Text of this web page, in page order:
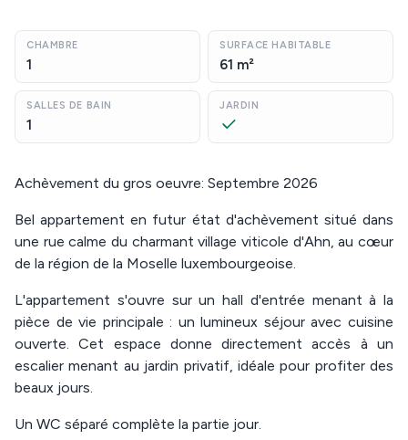
CHAMBRE
1
SURFACE HABITABLE
61 m²
SALLES DE BAIN
1
JARDIN
Achèvement du gros oeuvre: Septembre 2026
Bel appartement en futur état d'achèvement situé dans
une rue calme du charmant village viticole d'Ahn, au cœur
de la région de la Moselle luxembourgeoise.
L'appartement s'ouvre sur un hall d'entrée menant à la
pièce de vie principale : un lumineux séjour avec cuisine
ouverte. Cet espace donne directement accès à un
escalier menant au jardin privatif, idéale pour profiter des
beaux jours.
Un WC séparé complète la partie jour.